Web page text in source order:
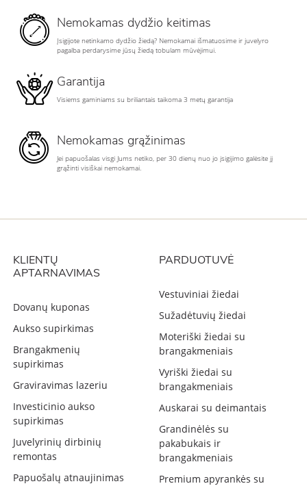
Nemokamas dydžio keitimas
Įsigijote netinkamo dydžio žiedą? Nemokamai išmatuosime ir juvelyro
pagalba perdarysime jūsų žiedą tobulam mūvėjimui.
Garantija
Visiems gaminiams su briliantais taikoma 3 metų garantija
Nemokamas grąžinimas
Jei papuošalas visgi Jums netiko, per 30 dienų nuo jo įsigijimo galėsite jį
grąžinti visiškai nemokamai.
KLIENTŲ
APTARNAVIMAS
Dovanų kuponas
Aukso supirkimas
Brangakmenių
supirkimas
Graviravimas lazeriu
Investicinio aukso
supirkimas
Juvelyrinių dirbinių
remontas
Papuošalų atnaujinimas
PARDUOTUVĖ
Vestuviniai žiedai
Sužadėtuvių žiedai
Moteriški žiedai su
brangakmeniais
Vyriški žiedai su
brangakmeniais
Auskarai su deimantais
Grandinėlės su
pakabukais ir
brangakmeniais
Premium apyrankės su